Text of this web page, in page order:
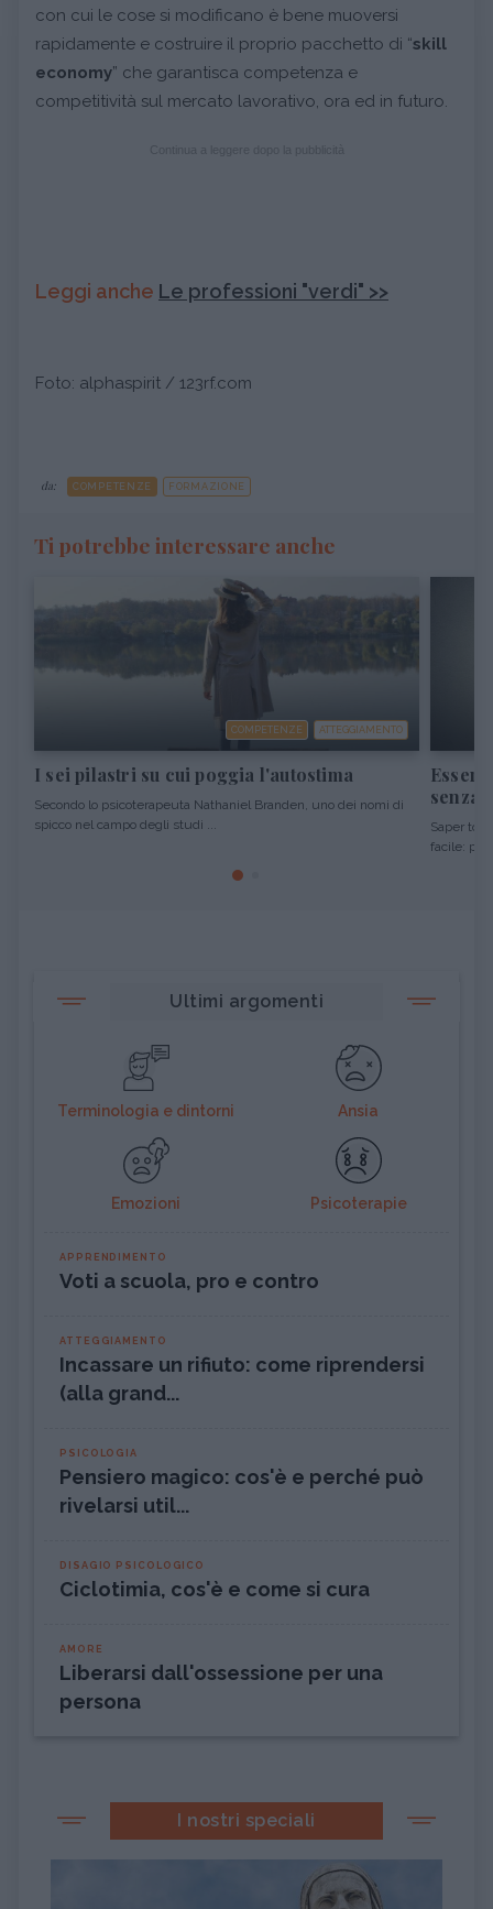
con cui le cose si modificano è bene muoversi
rapidamente e costruire il proprio pacchetto di “skill
economy” che garantisca competenza e
competitività sul mercato lavorativo, ora ed in futuro.
Leggi anche Le professioni "verdi" >>
Foto: alphaspirit / 123rf.com
da: COMPETENZE FORMAZIONE
Ti potrebbe interessare anche
COMPETENZE ATTEGGIAMENTO
I sei pilastri su cui poggia l'autostima
Secondo lo psicoterapeuta Nathaniel Branden, uno dei nomi di
spicco nel campo degli studi ...
senza
Saper
facile: per
Ultimi argomenti
Terminologia e dintorni Ansia
Emozioni Psicoterapie
APPRENDIMENTO
Voti a scuola, pro e contro
ATTEGGIAMENTO
Incassare un rifiuto: come riprendersi
(alla grand...
PSICOLOGIA
Pensiero magico: cos'è e perché può
rivelarsi util...
DISAGIO PSICOLOGICO
Ciclotimia, cos'è e come si cura
AMORE
Liberarsi dall'ossessione per una
persona
I nostri speciali